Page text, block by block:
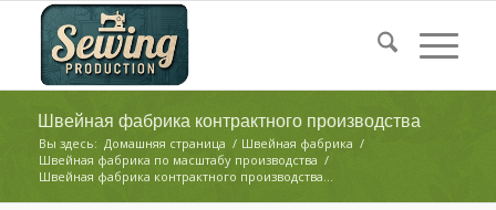
Швейная фабрика контрактного производства
Вы здесь: Домашняя страница / Швейная фабрика /
Швейная фабрика по масштабу производства /
Швейная фабрика контрактного производства...